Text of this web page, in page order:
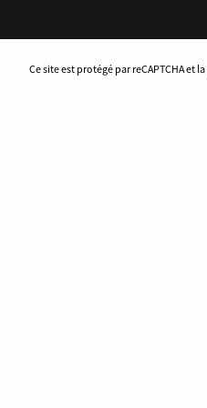
Ce site est protégé par reCAPTCHA